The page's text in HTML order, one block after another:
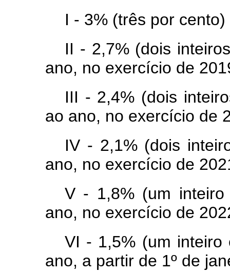
I - 3% (três por
II - 2,7% (dois
ano, no exercício de
III - 2,4% (dois
ao ano, no exercício de
IV - 2,1% (dois
ano, no exercício de
V - 1,8% (um
ano, no exercício de
VI - 1,5% (um inteiro
ano, a partir de 1º de